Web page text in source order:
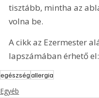
tisztább, mintha az
volna be.
A cikk az Ezermester
lapszámában érhető
egészségallergia
Egyéb